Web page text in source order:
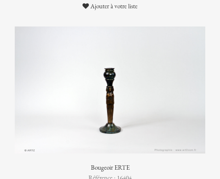
Ajouter à votre liste
Bougeoir ERTE